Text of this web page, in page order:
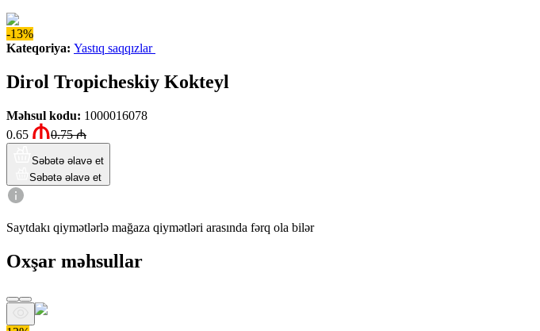
-13%
Kateqoriya: Yastıq saqqızlar
Dirol Tropicheskiy Kokteyl
Məhsul kodu: 1000016078
0.65
0.75₼
Səbətə əlavə et
Səbətə əlavə et
Saytdakı qiymətlərlə mağaza qiymətləri arasında fərq ola bilər
Oxşar məhsullar